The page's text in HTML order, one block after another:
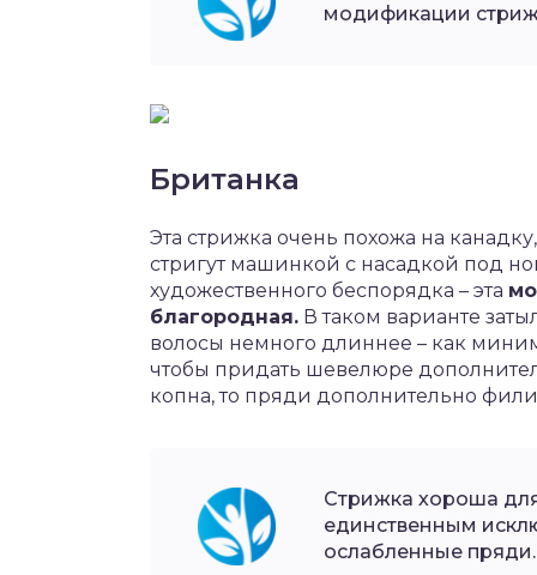
модификации
Британка
Эта стрижка очень похожа на
стригут машинкой с насадкой под
художественного беспорядка – эта
благородная. В таком варианте
волосы немного длиннее – как
чтобы придать шевелюре
копна, то пряди дополнительно
Стрижка хороша
единственным
ослабленные пряди.